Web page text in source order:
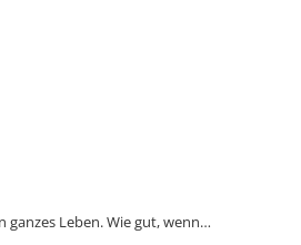
ganzes Leben. Wie gut, wenn…